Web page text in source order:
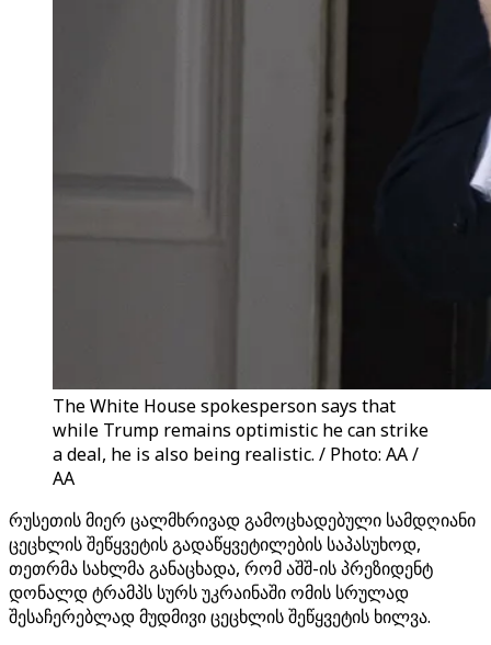
The White House spokesperson says that
while Trump remains optimistic he can strike
a deal, he is also being realistic. / Photo: AA /
AA
რუსეთის მიერ ცალმხრივად გამოცხადებული სამდღიანი
ცეცხლის შეწყვეტის გადაწყვეტილების საპასუხოდ,
თეთრმა სახლმა განაცხადა, რომ აშშ-ის პრეზიდენტ
დონალდ ტრამპს სურს უკრაინაში ომის სრულად
შესაჩერებლად მუდმივი ცეცხლის შეწყვეტის ხილვა.